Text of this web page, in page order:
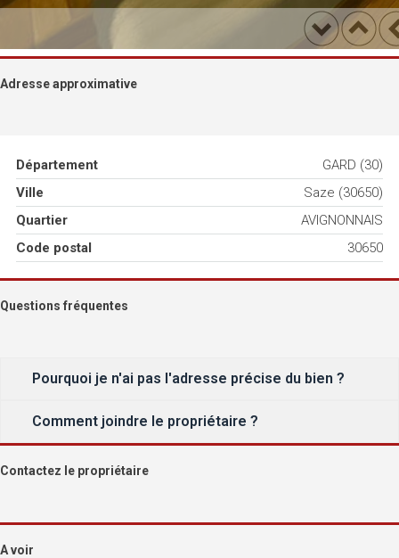
Adresse approximative
Département
GARD (30)
Ville
Saze (30650)
Quartier
AVIGNONNAIS
Code postal
30650
Questions fréquentes
Pourquoi je n'ai pas l'adresse précise du bien ?
Comment joindre le propriétaire ?
Contactez le propriétaire
A voir